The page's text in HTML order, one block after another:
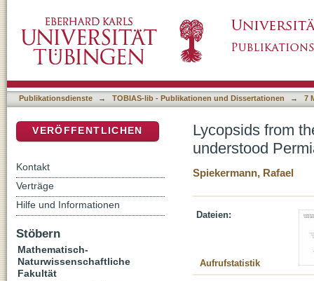
plants
Publikationsdienste → TOBIAS-lib - Publikationen und Dissertationen → 7
Lycopsids from
understood
Spiekermann, Rafael
Dateien:
Aufrufstatistik
VERÖFFENTLICHEN
Kontakt
Verträge
Hilfe und Informationen
Stöbern
Mathematisch-
Naturwissenschaftliche
Fakultät